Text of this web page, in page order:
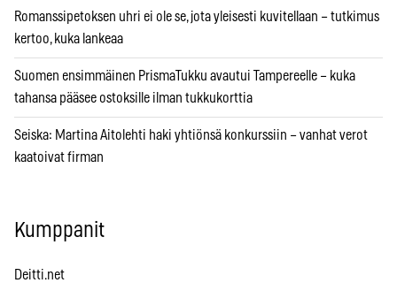
Romanssipetoksen uhri ei ole se, jota yleisesti kuvitellaan – tutkimus
kertoo, kuka lankeaa
Suomen ensimmäinen PrismaTukku avautui Tampereelle – kuka
tahansa pääsee ostoksille ilman tukkukorttia
Seiska: Martina Aitolehti haki yhtiönsä konkurssiin – vanhat verot
kaatoivat firman
Kumppanit
Deitti.net